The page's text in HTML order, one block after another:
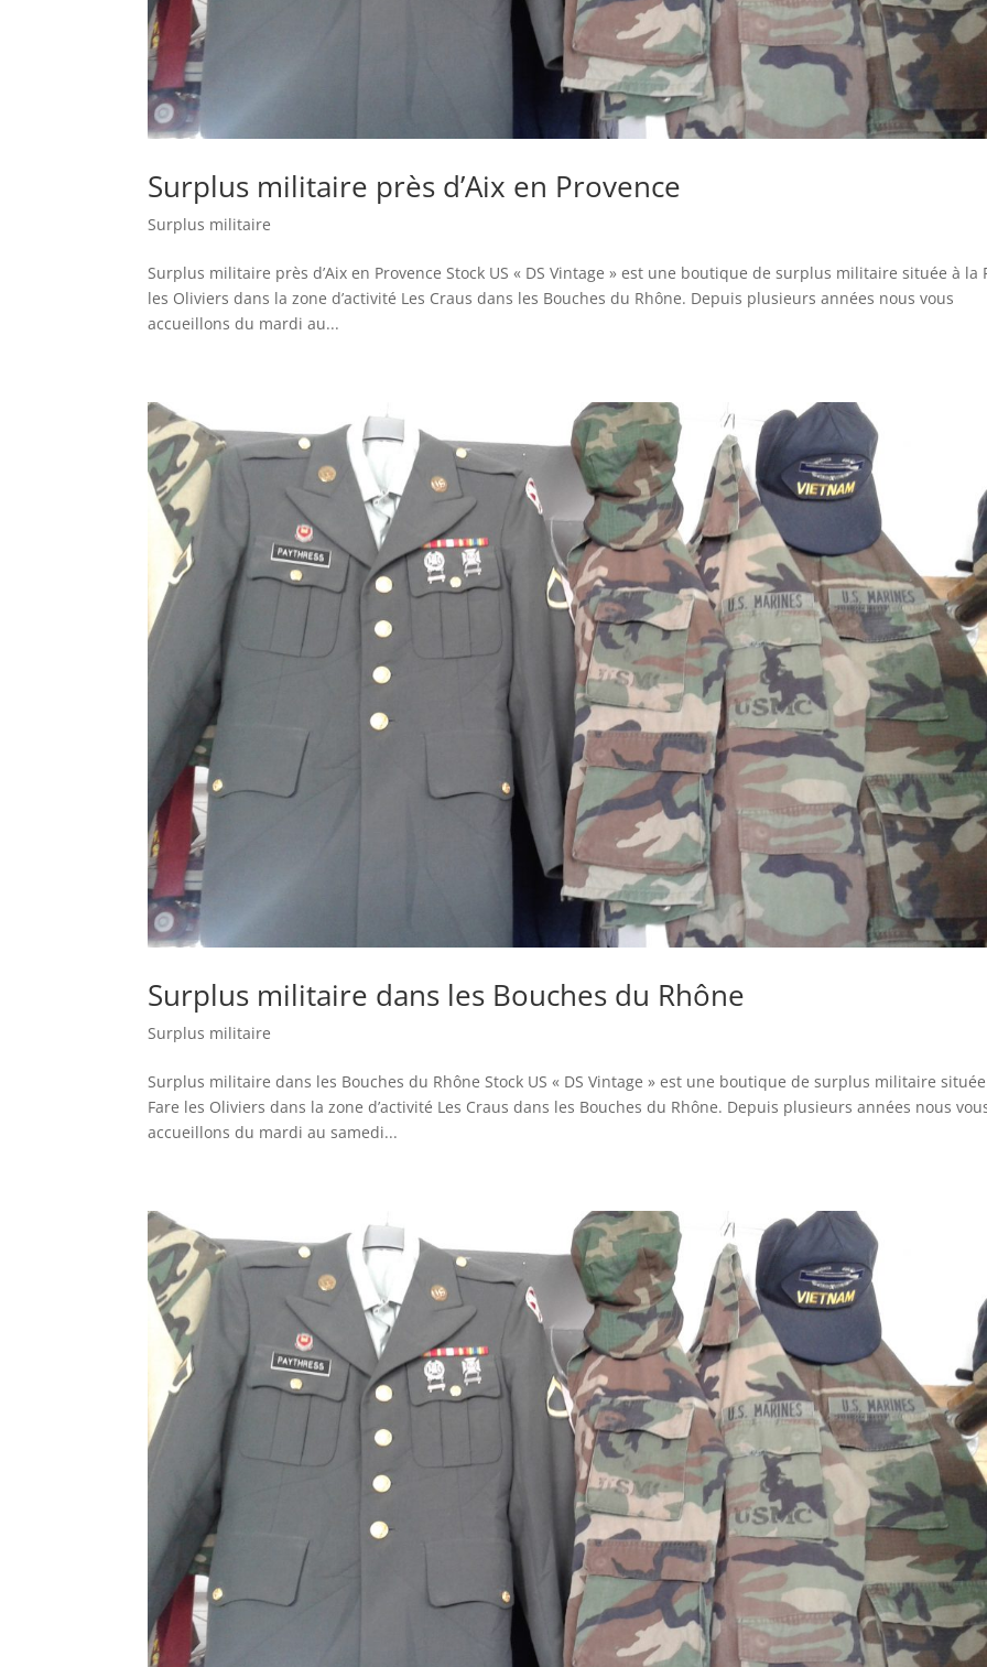
Surplus militaire près d’Aix en Provence
Surplus militaire
Surplus militaire près d’Aix en Provence Stock US « DS Vintage » est une boutique de surplus militaire située à la
les Oliviers dans la zone d’activité Les Craus dans les Bouches du Rhône. Depuis plusieurs années nous vous
accueillons du mardi au...
Surplus militaire dans les Bouches du Rhône
Surplus militaire
Surplus militaire dans les Bouches du Rhône Stock US « DS Vintage » est une boutique de surplus militaire
Fare les Oliviers dans la zone d’activité Les Craus dans les Bouches du Rhône. Depuis plusieurs années nous
accueillons du mardi au samedi...